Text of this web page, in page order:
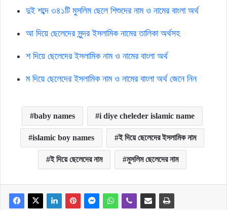
দুই শব্দে ৩৪১টি মুসলিম ছেলে শিশুদের নাম ও নামের বাংলা অর্থ
আ দিয়ে ছেলেদের সুন্দর ইসলামিক নামের তালিকা অর্থসহ
শ দিয়ে ছেলেদের ইসলামিক নাম ও নামের বাংলা অর্থ
ম দিয়ে ছেলেদের ইসলামিক নাম ও নামের বাংলা অর্থ জেনে নিন
baby names i diye cheleder islamic name
islamic boy names ই দিয়ে ছেলেদের ইসলামিক নাম
ই দিয়ে ছেলেদের নাম মুসলিম ছেলেদের নাম